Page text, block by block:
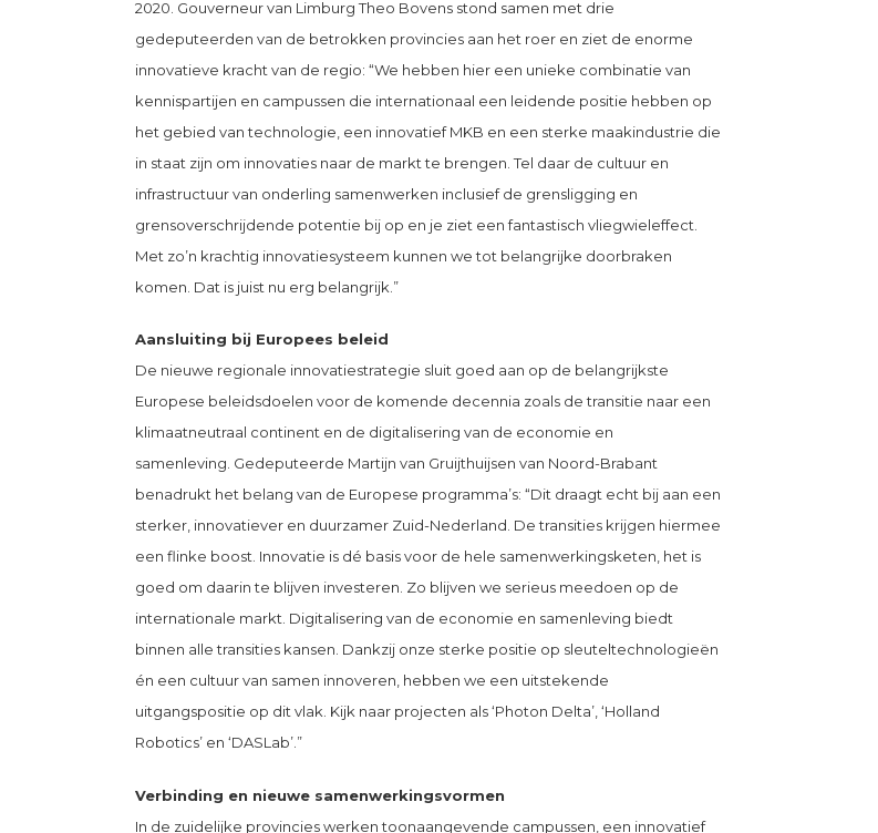
2020. Gouverneur van Limburg Theo Bovens stond samen met drie
gedeputeerden van de betrokken provincies aan het roer en ziet de enorme
innovatieve kracht van de regio: “We hebben hier een unieke combinatie van
kennispartijen en campussen die internationaal een leidende positie hebben op
het gebied van technologie, een innovatief MKB en een sterke maakindustrie die
in staat zijn om innovaties naar de markt te brengen. Tel daar de cultuur en
infrastructuur van onderling samenwerken inclusief de grensligging en
grensoverschrijdende potentie bij op en je ziet een fantastisch vliegwieleffect.
Met zo’n krachtig innovatiesysteem kunnen we tot belangrijke doorbraken
komen. Dat is juist nu erg belangrijk.”
Aansluiting bij Europees beleid
De nieuwe regionale innovatiestrategie sluit goed aan op de belangrijkste
Europese beleidsdoelen voor de komende decennia zoals de transitie naar een
klimaatneutraal continent en de digitalisering van de economie en
samenleving. Gedeputeerde Martijn van Gruijthuijsen van Noord-Brabant
benadrukt het belang van de Europese programma’s: “Dit draagt echt bij aan een
sterker, innovatiever en duurzamer Zuid-Nederland. De transities krijgen hiermee
een flinke boost. Innovatie is dé basis voor de hele samenwerkingsketen, het is
goed om daarin te blijven investeren. Zo blijven we serieus meedoen op de
internationale markt. Digitalisering van de economie en samenleving biedt
binnen alle transities kansen. Dankzij onze sterke positie op sleuteltechnologieën
én een cultuur van samen innoveren, hebben we een uitstekende
uitgangspositie op dit vlak. Kijk naar projecten als ‘Photon Delta’, ‘Holland
Robotics’ en ‘DASLab’.”
Verbinding en nieuwe samenwerkingsvormen
In de zuidelijke provincies werken toonaangevende campussen, een innovatief